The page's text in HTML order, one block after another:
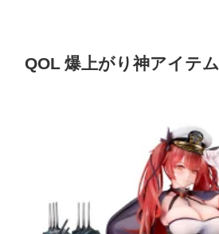
QOL 爆上がり神アイテム